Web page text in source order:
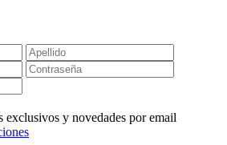
exclusivos y novedades por email